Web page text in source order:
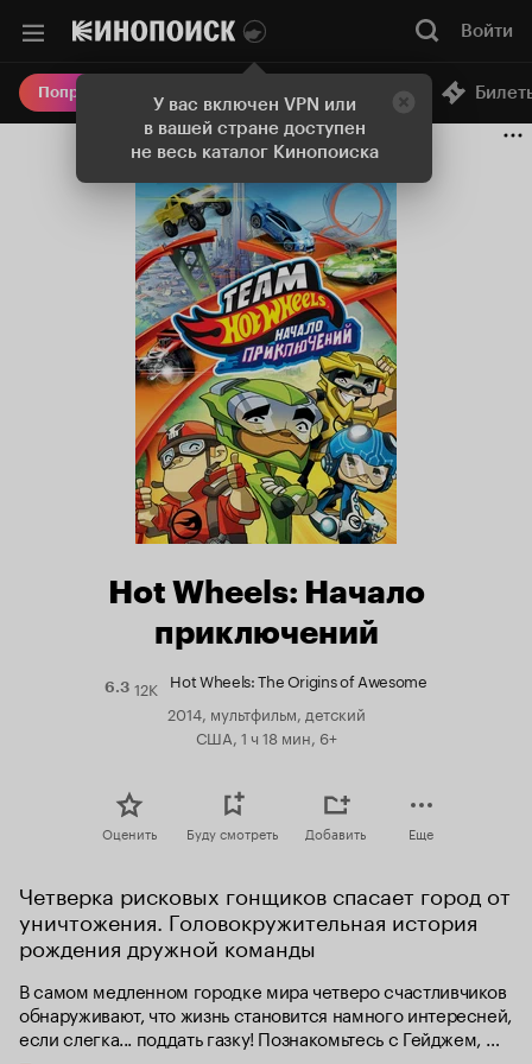
У вас включен VPN или
в вашей стране доступен
не весь каталог Кинопоиска
Войти
Попробовать Плюс Онлайн-кинотеатр
Hot Wheels: Начало
приключений
6.3Рейтинг
Кинопоиска
12K Hot Wheels: The Origins of Awesome
2014, мультфильм, детский
США, 1 ч 18 мин, 6+
Оценить Буду смотреть Добавить Еще
Четверка рисковых гонщиков спасает город от
уничтожения. Головокружительная история
рождения дружной команды
В самом медленном городке мира четверо счастливчиков
обнаруживают, что жизнь становится намного интересней,
если слегка... поддать газку! Познакомьтесь с Гейджем,